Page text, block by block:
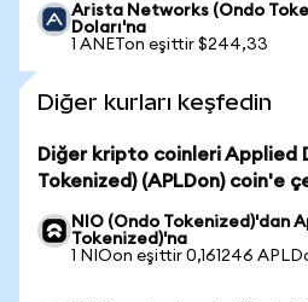
Arista Networks (Ondo
Doları'na
1 ANETon eşittir $244,33
Diğer kurları keşfedin
Diğer kripto coinleri Applied
Tokenized) (APLDon) coin'e
NIO (Ondo Tokenized)'dan
Tokenized)'na
1 NIOon eşittir 0,161246